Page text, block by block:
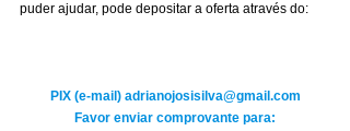
puder ajudar, pode depositar a oferta através do:
PIX (e-mail) adrianojosisilva@gmail.com
Favor enviar comprovante para: